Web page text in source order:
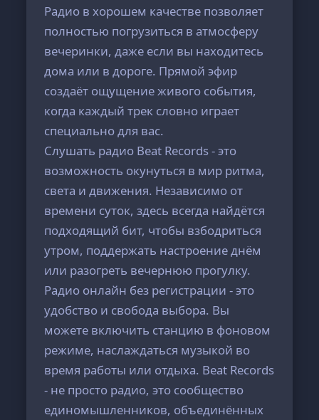
Радио в хорошем качестве позволяет
полностью погрузиться в атмосферу
вечеринки, даже если вы находитесь
дома или в дороге. Прямой эфир
создаёт ощущение живого события,
когда каждый трек словно играет
специально для вас.
Слушать радио Beat Records - это
возможность окунуться в мир ритма,
света и движения. Независимо от
времени суток, здесь всегда найдётся
подходящий бит, чтобы взбодриться
утром, поддержать настроение днём
или разогреть вечернюю прогулку.
Радио онлайн без регистрации - это
удобство и свобода выбора. Вы
можете включить станцию в фоновом
режиме, наслаждаться музыкой во
время работы или отдыха. Beat Records
- не просто радио, это сообщество
единомышленников, объединённых